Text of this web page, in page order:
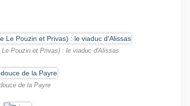
Pouzin et Privas) : le viaduc d'Alissas
de la Payre